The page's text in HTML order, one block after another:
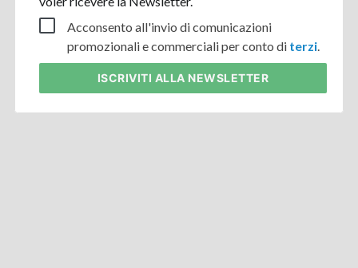
Acconsento all'invio di comunicazioni
promozionali e commerciali per conto di terzi.
ISCRIVITI ALLA NEWSLETTER